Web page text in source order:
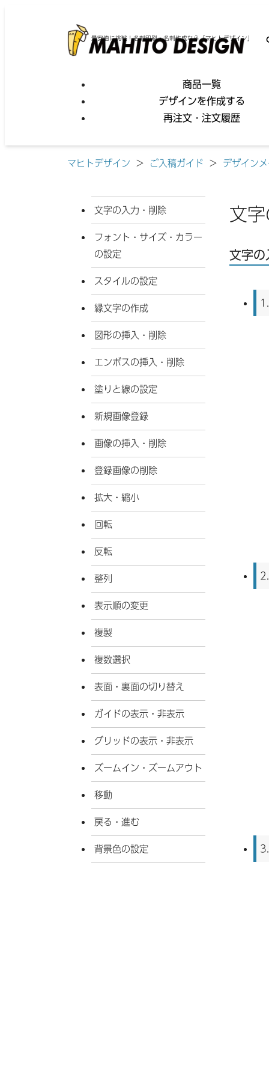
最安値に挑戦！名刺印刷・名刺作成なら「マヒトデザイン」
商品一覧
デザインを作成する
再注文・注文履歴
マヒトデザイン > ご入稿ガイド > デザイン
文字の入力・削除
フォント・サイズ・カラー
の設定
スタイルの設定
縁文字の作成
図形の挿入・削除
エンボスの挿入・削除
塗りと線の設定
新規画像登録
画像の挿入・削除
登録画像の削除
拡大・縮小
回転
反転
整列
表示順の変更
複製
複数選択
表面・裏面の切り替え
ガイドの表示・非表示
グリッドの表示・非表示
ズームイン・ズームアウト
移動
戻る・進む
背景色の設定
文
文字の
1.
2.
3.